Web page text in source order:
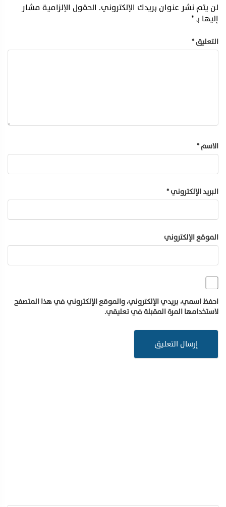
لن يتم نشر عنوان بريدك الإلكتروني. الحقول الإلزامية مشار
إليها بـ*
التعليق*
الاسم*
البريد الإلكتروني*
الموقع الإلكتروني
احفظ اسمي، بريدي الإلكتروني، والموقع الإلكتروني في هذا المتصفح
لاستخدامها المرة المقبلة في تعليقي.